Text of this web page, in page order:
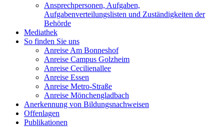
Ansprechpersonen, Aufgaben,
Aufgabenverteilungslisten und Zuständigkeiten der
Behörde
Mediathek
So finden Sie uns
Anreise Am Bonneshof
Anreise Campus Golzheim
Anreise Cecilienallee
Anreise Essen
Anreise Metro-Straße
Anreise Mönchengladbach
Anerkennung von Bildungsnachweisen
Offenlagen
Publikationen